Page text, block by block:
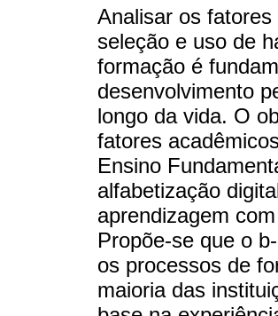
Analisar os
seleção e uso de
formação é
desenvolvimento
longo da vida. O
fatores
Ensino
alfabetização
aprendizagem
Propõe-se que o
os processos de
maioria das